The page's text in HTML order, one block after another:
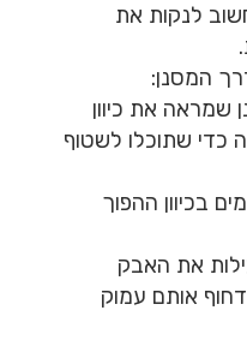
לנקות את
המסנן:
שמראה את כיוון
כדי שתוכלו לשטוף
בכיוון ההפוך
את האבק
אותם עמוק